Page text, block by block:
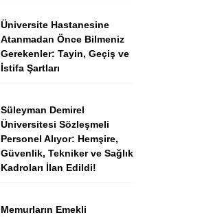
Youtube
Üniversite Hastanesine
Atanmadan Önce Bilmeniz
Gerekenler: Tayin, Geçiş ve
İstifa Şartları
Süleyman Demirel
Üniversitesi Sözleşmeli
Personel Alıyor: Hemşire,
Güvenlik, Tekniker ve Sağlık
Kadroları İlan Edildi!
Memurların Emekli